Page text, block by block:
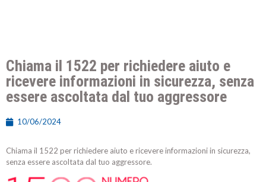
Chiama il 1522 per richiedere aiuto e
ricevere informazioni in sicurezza, senza
essere ascoltata dal tuo aggressore
10/06/2024
Chiama il 1522 per richiedere aiuto e ricevere informazioni in sicurezza,
senza essere ascoltata dal tuo aggressore.